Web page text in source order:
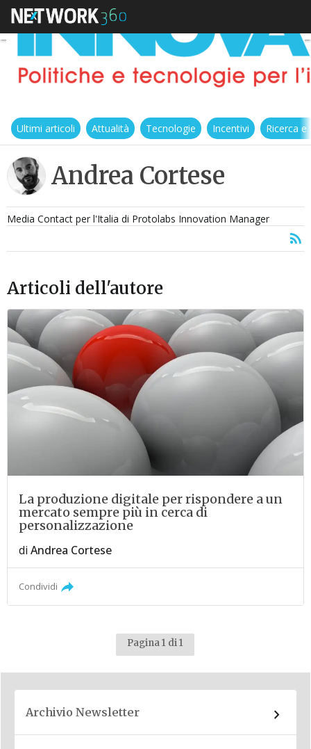
Ultimi articoli Attualità Tecnologie Incentivi Ricerca
Andrea Cortese
Media Contact per l'Italia di Protolabs Innovation Manager
Articoli dell'autore
La produzione digitale per rispondere a un
mercato sempre più in cerca di
personalizzazione
diAndrea Cortese
Condividi
Pagina 1 di 1
Archivio Newsletter